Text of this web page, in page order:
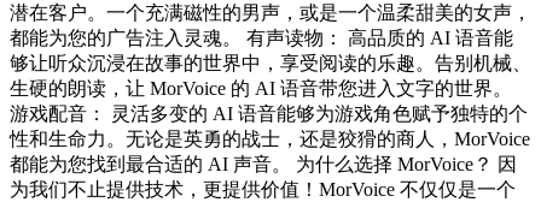
潜在客户。一个充满磁性的男声，或是一个温柔甜美的女声，
都能为您的广告注入灵魂。 有声读物： 高品质的 AI 语音能
够让听众沉浸在故事的世界中，享受阅读的乐趣。告别机械、
生硬的朗读，让 MorVoice 的 AI 语音带您进入文字的世界。
游戏配音： 灵活多变的 AI 语音能够为游戏角色赋予独特的个
性和生命力。无论是英勇的战士，还是狡猾的商人，MorVoice
都能为您找到最合适的 AI 声音。 为什么选择 MorVoice？ 因
为我们不止提供技术，更提供价值！MorVoice 不仅仅是一个